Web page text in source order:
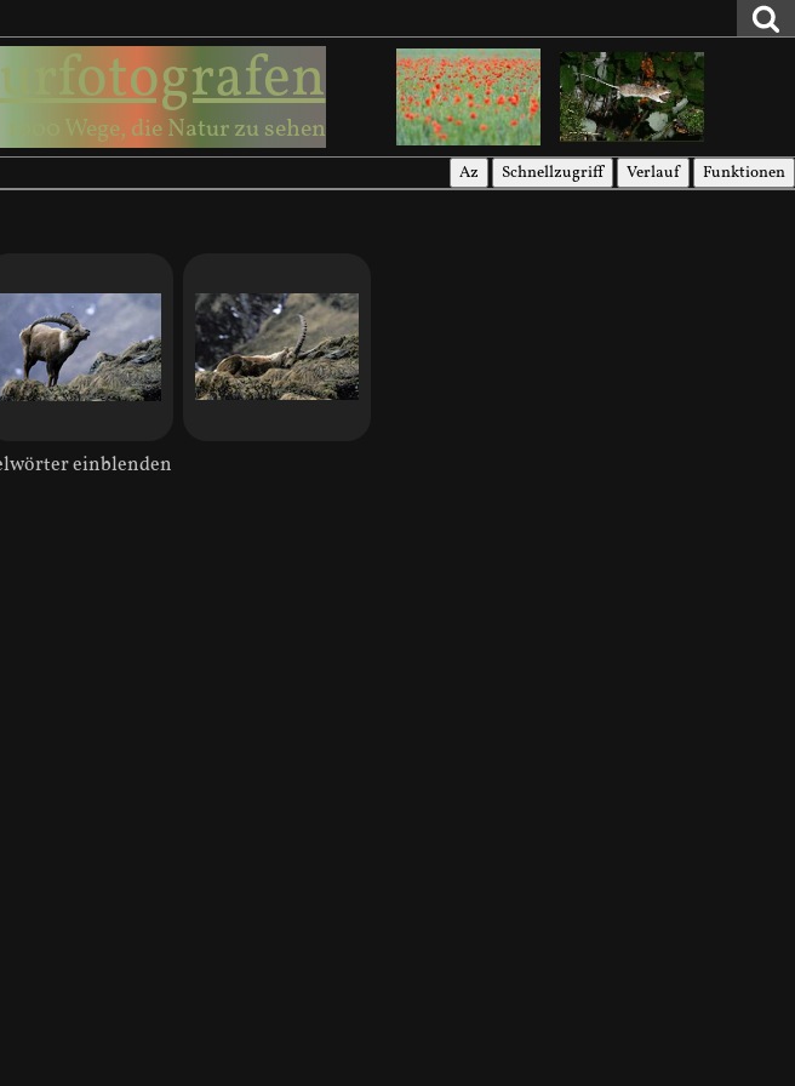
1000 Wege, die Natur zu sehen
Az Schnellzugriff Verlauf Funktionen
einblenden